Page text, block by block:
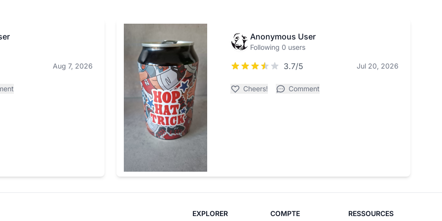
Aug 7, 2026
Anonymous User
Following 0 users
3.7/5 Jul 20, 2026
Cheers! Comment
EXPLORER COMPTE RESSOURCES